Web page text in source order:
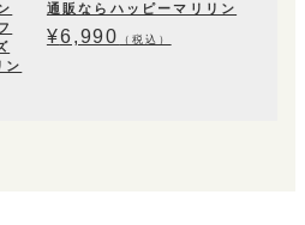
ン
通販ならハッピーマリリン
¥6,990 （税込）